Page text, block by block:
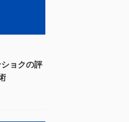
ョクの評